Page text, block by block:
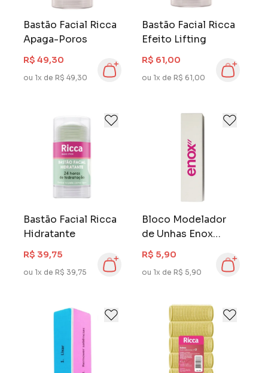
Bastão Facial Ricca
Apaga-Poros
R$ 49,30
ou 1x de R$ 49,30
Bastão Facial Ricca
Efeito Lifting
R$ 61,00
ou 1x de R$ 61,00
Bastão Facial Ricca
Hidratante
R$ 39,75
ou 1x de R$ 39,75
Bloco Modelador
de Unhas Enox
Suave
R$ 5,90
ou 1x de R$ 5,90